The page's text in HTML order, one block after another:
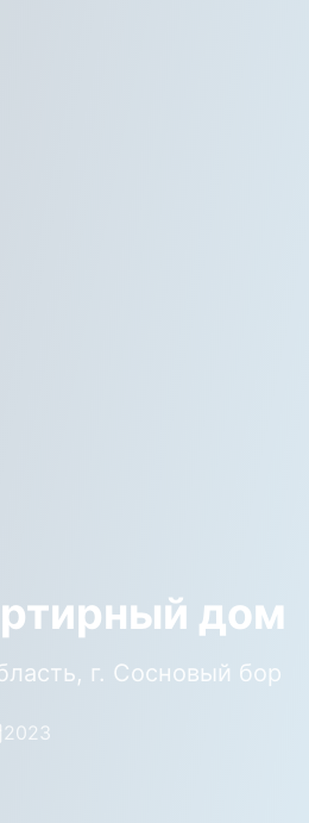
дом
г. Сосновый бор
2023